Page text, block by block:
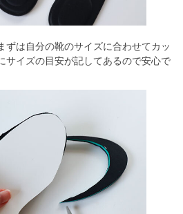
ずは自分の靴のサイズに合わせてカッ
サイズの目安が記してあるので安心で